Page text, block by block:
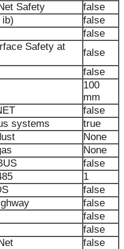
Safety
false
ib)
false
false
Safety at
false
false
100
mm
false
systems
true
None
None
false
1
false
false
false
false
false